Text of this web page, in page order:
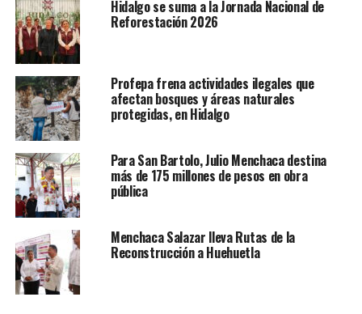
Hidalgo se suma a la Jornada Nacional de
Reforestación 2026
Profepa frena actividades ilegales que
afectan bosques y áreas naturales
protegidas, en Hidalgo
Para San Bartolo, Julio Menchaca destina
más de 175 millones de pesos en obra
pública
Menchaca Salazar lleva Rutas de la
Reconstrucción a Huehuetla